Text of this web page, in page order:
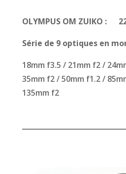
OLYMPUS OM ZUIKO :
Série de 9 optiques en
18mm f3.5 / 21mm f2 /
35mm f2 / 50mm f1.2 /
135mm f2